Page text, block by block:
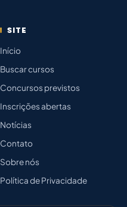
SITE
Início
Buscar cursos
Concursos previstos
Inscrições abertas
Notícias
Contato
Sobre nós
Política de Privacidade